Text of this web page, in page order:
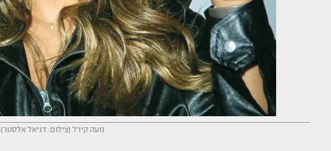
נועה קירל (צילום: דניאל אלסטר)